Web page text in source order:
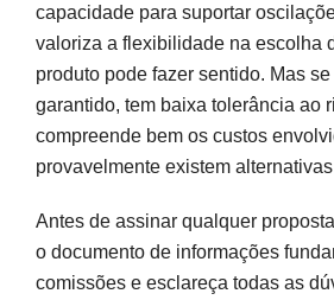
capacidade para suportar
valoriza a flexibilidade na escolha
produto pode fazer sentido. Mas
garantido, tem baixa tolerância ao
compreende bem os custos
provavelmente existem
Antes de assinar qualquer
o documento de informações
comissões e esclareça todas as